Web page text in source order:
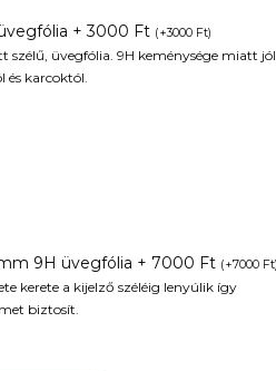
+ 3000 Ft (+3000 Ft)
üvegfólia. 9H keménysége miatt jól
karcoktól.
9H üvegfólia + 7000 Ft (+7000 Ft
kerete a kijelző széléig lenyúlik így
biztosít.